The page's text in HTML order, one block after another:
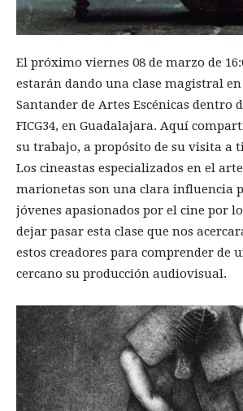
El próximo viernes 08 de marzo de
estarán dando una clase magistral
Santander de Artes Escénicas dentro
FICG34, en Guadalajara. Aquí
su trabajo, a propósito de su visita a
Los cineastas especializados en el
marionetas son una clara influencia
jóvenes apasionados por el cine por
dejar pasar esta clase que nos
estos creadores para comprender de
cercano su producción audiovisual.